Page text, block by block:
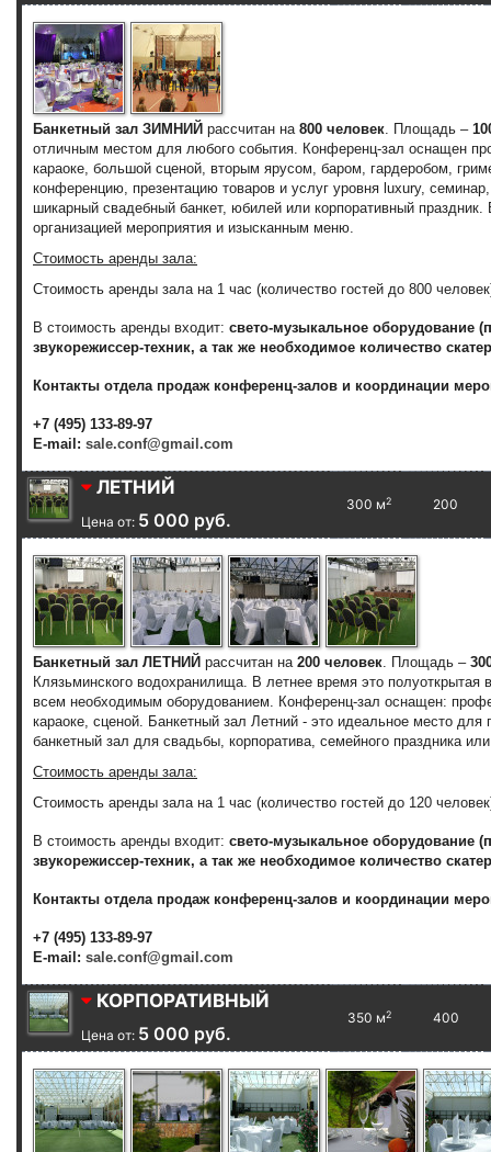
Банкетный зал ЗИМНИЙ рассчитан на 800 человек. Площадь –
отличным местом для любого события. Конференц-зал оснащен
караоке, большой сценой, вторым ярусом, баром, гардеробом,
конференцию, презентацию товаров и услуг уровня luxury,
шикарный свадебный банкет, юбилей или корпоративный
организацией мероприятия и изысканным меню.
Стоимость аренды зала:
Стоимость аренды зала на 1 час (количество гостей до 800
В стоимость аренды входит: свето-музыкальное оборудование
звукорежиссер-техник, а так же необходимое количество
Контакты отдела продаж конференц-залов и координации
+7 (495) 133-89-97
E-mail: sale.conf@gmail.com
ЛЕТНИЙ
Цена от: 5 000 руб.
300 м2 200
Банкетный зал ЛЕТНИЙ рассчитан на 200 человек. Площадь –
Клязьминского водохранилища. В летнее время это
всем необходимым оборудованием. Конференц-зал оснащен:
караоке, сценой. Банкетный зал Летний - это идеальное место
банкетный зал для свадьбы, корпоратива, семейного праздника
Стоимость аренды зала:
Стоимость аренды зала на 1 час (количество гостей до 120
В стоимость аренды входит: свето-музыкальное оборудование
звукорежиссер-техник, а так же необходимое количество
Контакты отдела продаж конференц-залов и координации
+7 (495) 133-89-97
E-mail: sale.conf@gmail.com
КОРПОРАТИВНЫЙ
Цена от: 5 000 руб.
350 м2 400